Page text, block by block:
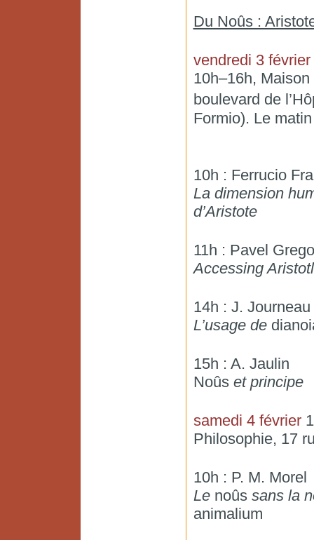
Du Noûs :
vendredi 3 février
10h–16h,
boulevard de
Formio). Le
10h : Ferrucio
La dimension
d’Aristote
11h : Pavel
Accessing
14h : J. Journeau
L’usage de
15h : A. Jaulin
Noûs et principe
samedi 4 février
Philosophie, 17
10h : P. M. Morel
Le noûs sans la
animalium